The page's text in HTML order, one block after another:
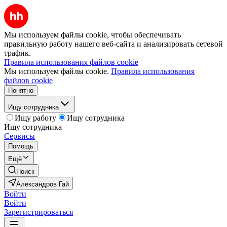
Мы используем файлы cookie, чтобы обеспечивать
правильную работу нашего веб-сайта и анализировать сетевой
трафик.
Правила использования файлов cookie
Мы используем файлы cookie. Правила использования
файлов cookie
Понятно
Ищу сотрудника
Ищу работу
Ищу сотрудника
Ищу сотрудника
Сервисы
Помощь
Ещё
Поиск
Александров Гай
Войти
Войти
Зарегистрироваться